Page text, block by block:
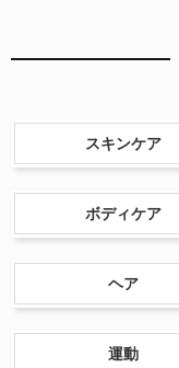
スキンケア
ボディケア
ヘア
運動